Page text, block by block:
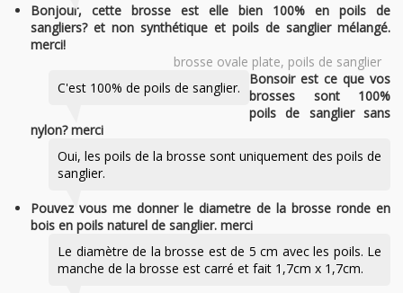
Bonjour, cette brosse est elle bien 100% en poils de
sangliers? et non synthétique et poils de sanglier mélangé.
merci!
brosse ovale plate, poils de sanglier
C'est 100% de poils de sanglier.
Bonsoir est ce que vos
brosses sont 100%
poils de sanglier sans
nylon? merci
Oui, les poils de la brosse sont uniquement des poils de
sanglier.
Pouvez vous me donner le diametre de la brosse ronde en
bois en poils naturel de sanglier. merci
Le diamètre de la brosse est de 5 cm avec les poils. Le
manche de la brosse est carré et fait 1,7cm x 1,7cm.